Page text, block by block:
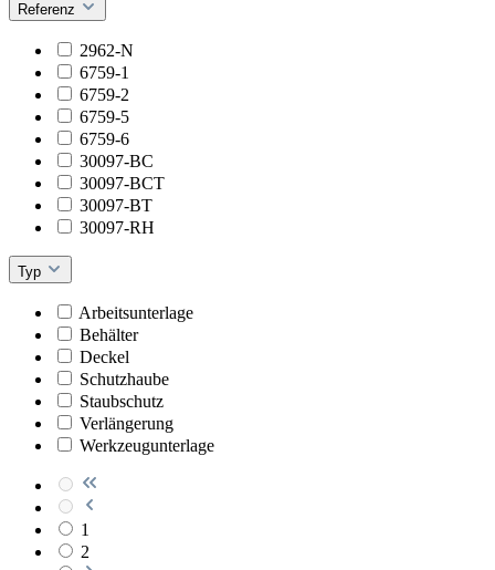
Referenz
2962-N
6759-1
6759-2
6759-5
6759-6
30097-BC
30097-BCT
30097-BT
30097-RH
Typ
Arbeitsunterlage
Behälter
Deckel
Schutzhaube
Staubschutz
Verlängerung
Werkzeugunterlage
1
2